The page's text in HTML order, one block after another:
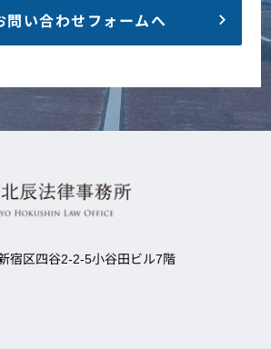
問い合わせフォームへ
宿区四谷2-2-5小谷田ビル7階